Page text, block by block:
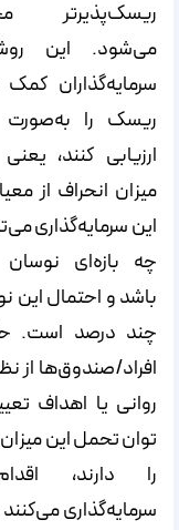
ریسک‌پذیرتر
می‌شود. این
سرمایه‌گذاران
ریسک را
ارزیابی کنند، یعنی
میزان انحراف از
این سرمایه‌گذاری
چه بازه‌ای نوسان
باشد و احتمال این
چند درصد است.
افراد/صندوق‌ها از
روانی یا اهداف
توان تحمل این
را دارند،
سرمایه‌گذاری می‌کنند